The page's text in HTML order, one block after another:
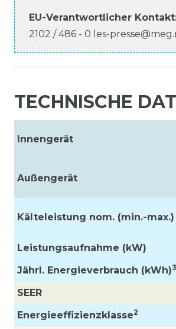
EU-Verantwortlicher
2102 / 486 - 0 les-
TECHNISCHE
Innengerät
Außengerät
Kälteleistung nom. (min.-max.)
Leistungsaufnahme (kW)
Jährl. Energieverbrauch (kWh)3
SEER
Energieeffizienzklasse2